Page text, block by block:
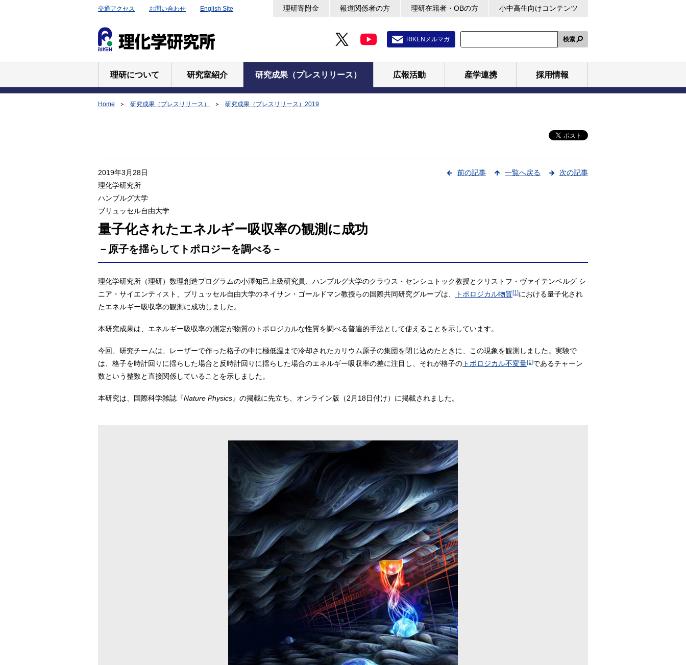
交通アクセス お問い合わせ English Site 理研寄附金 報道関係者の方 理研在籍者・OBの方 小中高生向けコンテンツ
RIKENメルマガ 検索
理研について 研究室紹介 研究成果（プレスリリース） 広報活動 産学連携 採用情報
Home 研究成果（プレスリリース） 研究成果（プレスリリース）2019
前の記事 一覧へ戻る 次の記事
2019年3月28日
理化学研究所
ハンブルグ大学
ブリュッセル自由大学
量子化されたエネルギー吸収率の観測に成功
－原子を揺らしてトポロジーを調べる－
理化学研究所（理研）数理創造プログラムの小澤知己上級研究員、ハンブルグ大学のクラウス・センシュトック教授とクリストフ・ヴァイテンベルグ シ
ニア・サイエンティスト、ブリュッセル自由大学のネイサン・ゴールドマン教授らの国際共同研究グループは、
トポロジカル物質[1]における量子化され
たエネルギー吸収率の観測に成功しました。
本研究成果は、エネルギー吸収率の測定が物質のトポロジカルな性質を調べる普遍的手法として使えることを示しています。
今回、研究チームは、レーザーで作った格子の中に極低温まで冷却されたカリウム原子の集団を閉じ込めたときに、この現象を観測しました。実験で
は、格子を時計回りに揺らした場合と反時計回りに揺らした場合のエネルギー吸収率の差に注目し、それが格子の トポロジカル不変量[1]であるチャーン
数という整数と直接関係していることを示しました。
本研究は、国際科学雑誌『Nature Physics』の掲載に先立ち、オンライン版（2月18日付け）に掲載されました。